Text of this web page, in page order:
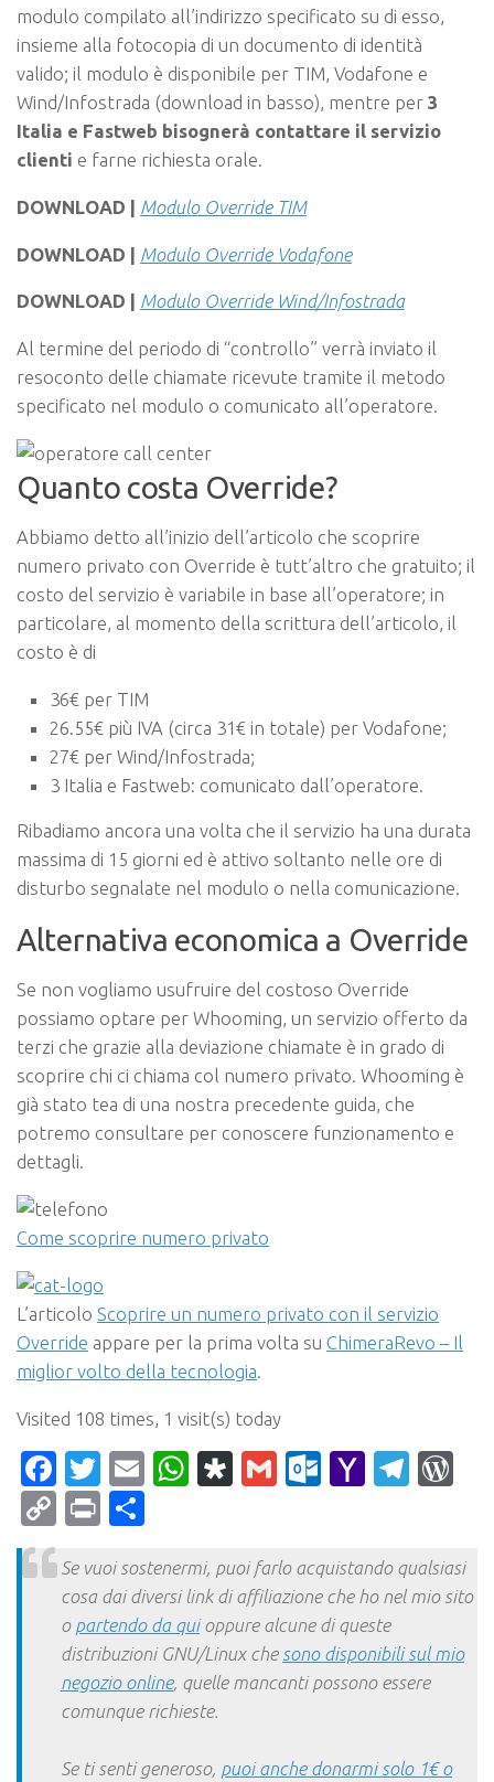
modulo compilato all’indirizzo specificato su di esso,
insieme alla fotocopia di un documento di identità
valido; il modulo è disponibile per TIM, Vodafone e
Wind/Infostrada (download in basso), mentre per 3
Italia e Fastweb bisognerà contattare il servizio
clienti e farne richiesta orale.
DOWNLOAD | Modulo Override TIM
DOWNLOAD | Modulo Override Vodafone
DOWNLOAD | Modulo Override Wind/Infostrada
Al termine del periodo di “controllo” verrà inviato il
resoconto delle chiamate ricevute tramite il metodo
specificato nel modulo o comunicato all’operatore.
Quanto costa Override?
Abbiamo detto all’inizio dell’articolo che scoprire
numero privato con Override è tutt’altro che gratuito; il
costo del servizio è variabile in base all’operatore; in
particolare, al momento della scrittura dell’articolo, il
costo è di
36€ per TIM
26.55€ più IVA (circa 31€ in totale) per Vodafone;
27€ per Wind/Infostrada;
3 Italia e Fastweb: comunicato dall’operatore.
Ribadiamo ancora una volta che il servizio ha una durata
massima di 15 giorni ed è attivo soltanto nelle ore di
disturbo segnalate nel modulo o nella comunicazione.
Alternativa economica a Override
Se non vogliamo usufruire del costoso Override
possiamo optare per Whooming, un servizio offerto da
terzi che grazie alla deviazione chiamate è in grado di
scoprire chi ci chiama col numero privato. Whooming è
già stato tea di una nostra precedente guida, che
potremo consultare per conoscere funzionamento e
dettagli.
Come scoprire numero privato
L’articolo Scoprire un numero privato con il servizio
Override appare per la prima volta su ChimeraRevo – Il
miglior volto della tecnologia
Visited 108 times, 1 visit(s) today
Facebook
Twitter
EmailWhatsApp
Diaspora
Gmail Yahoo
CopyPrint
Se vuoi sostenermi, puoi farlo acquistando qualsiasi
cosa dai diversi link di affiliazione che ho nel mio sito
o partendo da quioppure alcune di queste
distribuzioni GNU/Linux che sono disponibili sul mio
negozio online, quelle mancanti possono essere
comunque richieste.
Se ti senti generoso, puoi anche donarmi solo 1€ o